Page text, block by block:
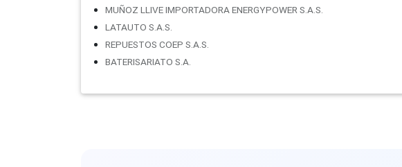
MUÑOZ LLIVE IMPORTADORA ENERGYPOWER S.A.S.
LATAUTO S.A.S.
REPUESTOS COEP S.A.S.
BATERISARIATO S.A.